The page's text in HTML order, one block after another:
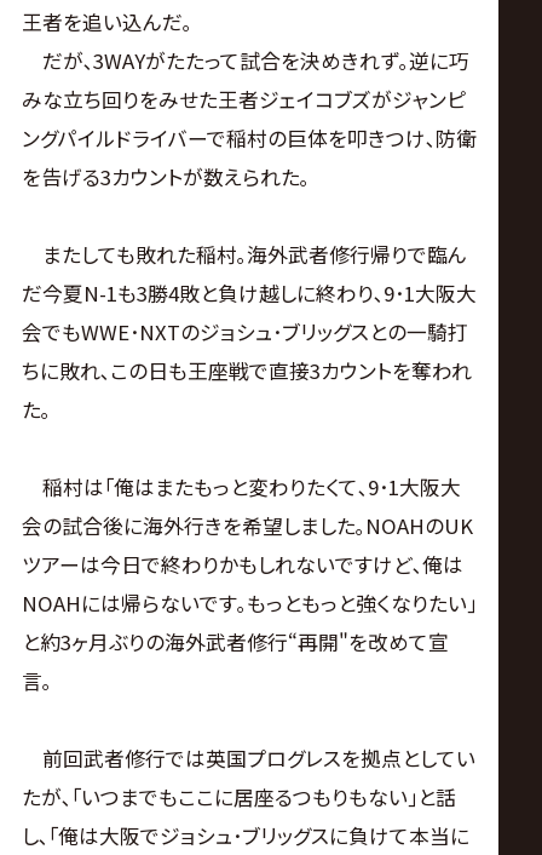
王者を追い込んだ｡
だが､3WAYがたたって試合を決めきれず｡逆に巧
みな立ち回りをみせた王者ジェイコブズがジャンピ
ングパイルドライバーで稲村の巨体を叩きつけ､防衛
を告げる3カウントが数えられた｡
またしても敗れた稲村｡海外武者修行帰りで臨ん
だ今夏N-1も3勝4敗と負け越しに終わり､9･1大阪大
会でもWWE･NXTのジョシュ･ブリッグスとの一騎打
ちに敗れ､この日も王座戦で直接3カウントを奪われ
た｡
稲村は｢俺はまたもっと変わりたくて､9･1大阪大
会の試合後に海外行きを希望しました｡NOAHのUK
ツアーは今日で終わりかもしれないですけど､俺は
NOAHには帰らないです｡もっともっと強くなりたい｣
と約3ヶ月ぶりの海外武者修行“再開"を改めて宣
言｡
前回武者修行では英国プログレスを拠点としてい
たが､｢いつまでもここに居座るつもりもない｣と話
し､｢俺は大阪でジョシュ･ブリッグスに負けて本当に